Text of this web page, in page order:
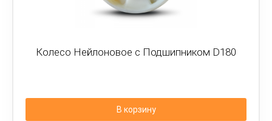
Колесо Нейлоновое с Подшипником D180
В корзину